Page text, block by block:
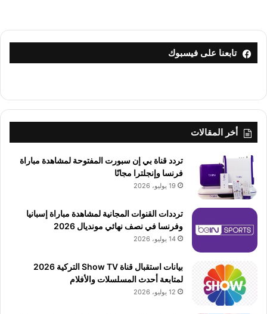
تابعنا على فيسبوك
أخر المقالات
تردد قناة بي إن سبورت المفتوحة لمشاهدة مباراة
فرنسا وإنجلترا مجانًا
19 يوليو، 2026
ترددات القنوات المجانية لمشاهدة مباراة إسبانيا
وفرنسا في نصف نهائي مونديال 2026
14 يوليو، 2026
بيانات استقبال قناة Show TV التركية 2026
لمتابعة أحدث المسلسلات والأفلام
12 يوليو، 2026